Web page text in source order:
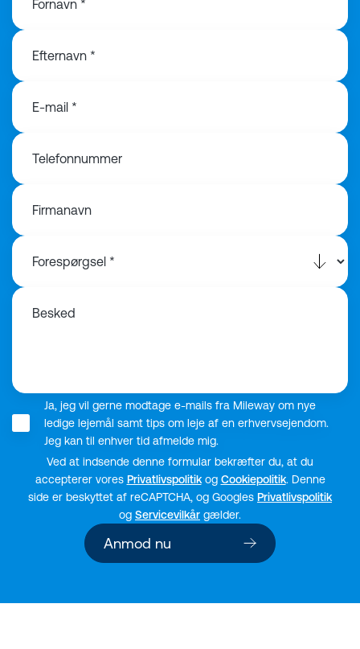
Fornavn *
Efternavn *
E-mail *
Telefonnummer
Firmanavn
Besked
Ja, jeg vil gerne modtage e-mails fra Mileway om nye
ledige lejemål samt tips om leje af en erhvervsejendom.
Jeg kan til enhver tid afmelde mig.
Ved at indsende denne formular bekræfter du, at du
accepterer vores Privatlivspolitikog Cookiepolitik. Denne
side er beskyttet af reCAPTCHA, og Googles Privatlivspolitik
og Servicevilkår gælder.
Anmod nu